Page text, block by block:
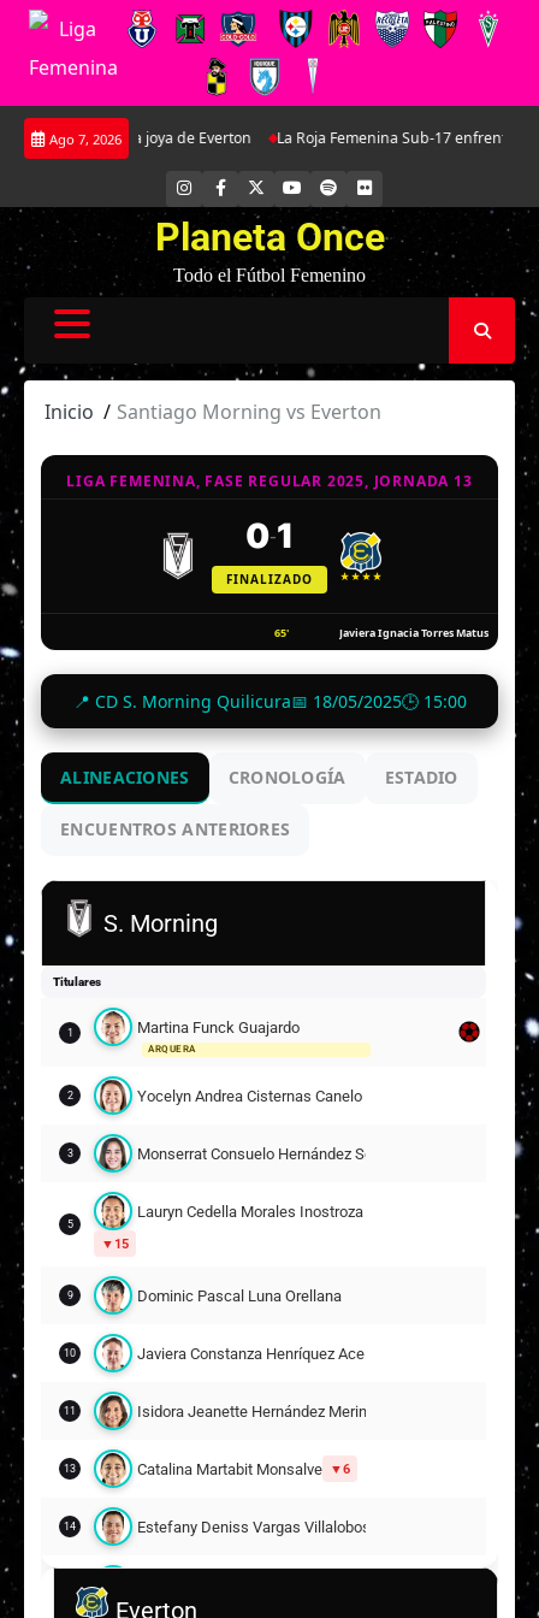
Saltar
Ago 7, 2026
Martínez: La joya de Everton La Roja Femenina Sub-17 enfrentará a
INSTAGRAM
FACEBOOK YOUTUBE
SPOTIFYFLICKR
Planeta Once
Todo el Fútbol Femenino
Inicio Santiago Morning vs Everton
LIGA FEMENINA, FASE REGULAR 2025, JORNADA 13
0-1
FINALIZADO
65' Javiera Ignacia Torres Matus
📍 CD S. Morning Quilicura📅 18/05/2025🕒 15:00
ALINEACIONES CRONOLOGÍA ESTADIO
ENCUENTROS ANTERIORES
S. Morning
Titulares
1 Martina Funck Guajardo
ARQUERA
2 Yocelyn Andrea Cisternas Canelo
3 Monserrat Consuelo Hernández Scarpati
5
Lauryn Cedella Morales Inostroza
15
9 Dominic Pascal Luna Orellana
10 Javiera Constanza Henríquez Aceiton
11 Isidora Jeanette Hernández Merino
13 Catalina Martabit Monsalve 6
14 Estefany Deniss Vargas Villalobos
Everton